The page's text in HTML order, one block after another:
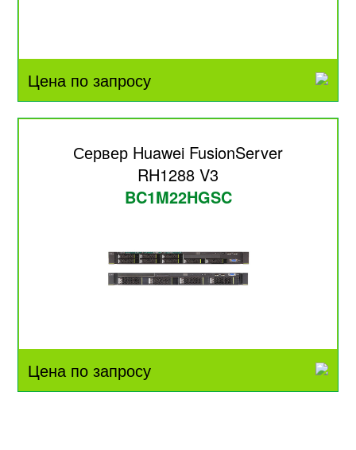
Цена по запросу
Сервер Huawei FusionServer
RH1288 V3
BC1M22HGSC
Цена по запросу